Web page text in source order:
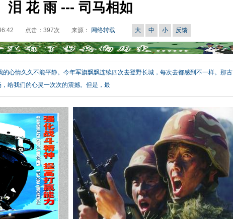
泪 花 雨 --- 司马相如
点击： 397次 来源： 网络转载 大 中 小 反馈
的心情久久不能平静。今年军旗飘飘连续四次去登野长城，每次去都感到不一样。那古
给我们的心灵一次次的震撼。但是，最